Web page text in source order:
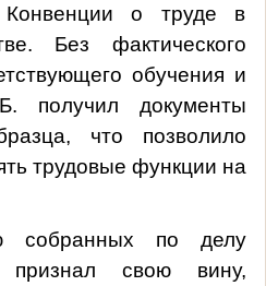
о труде в
Без фактического
обучения и
получил документы
что позволило
трудовые функции на
собранных по делу
признал свою вину,